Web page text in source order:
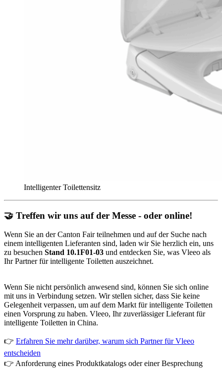
Intelligenter Toilettensitz
🤝 Treffen wir uns auf der Messe - oder online!
Wenn Sie an der Canton Fair teilnehmen und auf der Suche nach
einem intelligenten Lieferanten sind, laden wir Sie herzlich ein, uns
zu besuchen Stand 10.1F01-03 und entdecken Sie, was Vleeo als
Ihr Partner für intelligente Toiletten auszeichnet.
Wenn Sie nicht persönlich anwesend sind, können Sie sich online
mit uns in Verbindung setzen. Wir stellen sicher, dass Sie keine
Gelegenheit verpassen, um auf dem Markt für intelligente Toiletten
einen Vorsprung zu haben. Vleeo, Ihr zuverlässiger Lieferant für
intelligente Toiletten in China.
👉 Erfahren Sie mehr darüber, warum sich Partner für Vleeo
entscheiden
👉 Anforderung eines Produktkatalogs oder einer Besprechung